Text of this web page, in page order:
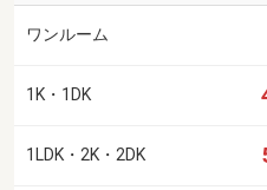
ワンルーム
1K・1DK
1LDK・2K・2DK